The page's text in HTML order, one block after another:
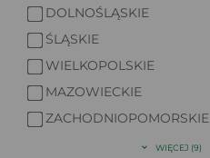
DOLNOŚLĄSKIE
ŚLĄSKIE
WIELKOPOLSKIE
MAZOWIECKIE
ZACHODNIOPOMORSKIE
WIĘCEJ (9)